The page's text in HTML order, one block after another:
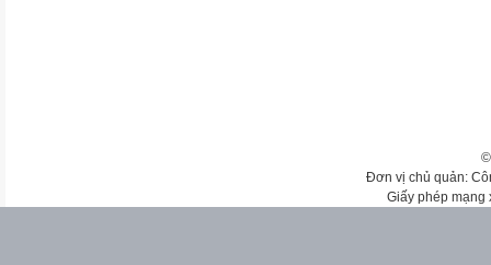
Đơn vị chủ quản:
Giấy phép mạng